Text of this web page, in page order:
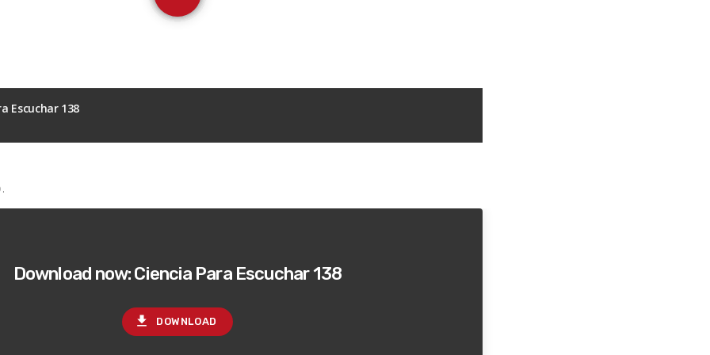
Escuchar 138
.
Download now: Ciencia Para Escuchar 138
file_download DOWNLOAD